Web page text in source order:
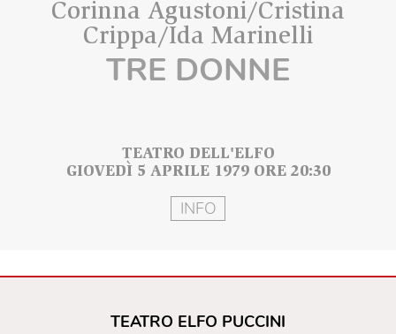
Corinna Agustoni/Cristina
Crippa/Ida Marinelli
TRE DONNE
TEATRO DELL'ELFO
GIOVEDÌ 5 APRILE 1979 ORE 20:30
INFO
TEATRO ELFO PUCCINI